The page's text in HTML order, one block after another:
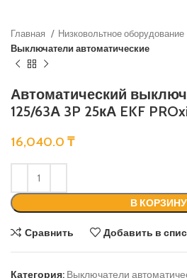
Главная
Низковольтное оборудование
Выключатели автоматические
Автоматический
125/63А 3P 25кА EKF
16,040.0 ₸
В КОРЗИНУ
Сравнить Добавить в
Категория: Выключатели